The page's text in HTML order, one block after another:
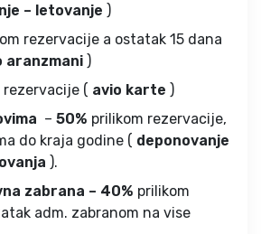
– letovanje )
rezervacije a ostatak 15 dana
aranzmani )
rezervacije ( avio karte )
– 50% prilikom rezervacije,
do kraja godine ( deponovanje
).
zabrana – 40% prilikom
adm. zabranom na vise